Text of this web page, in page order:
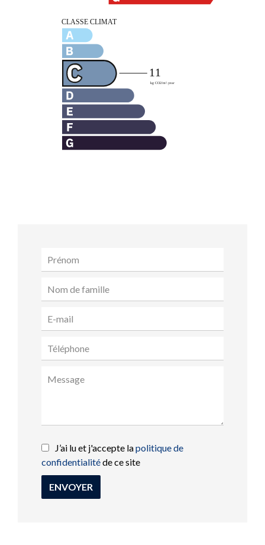
J’ai lu et j'accepte lapolitique de
confidentialitéde ce site
ENVOYER